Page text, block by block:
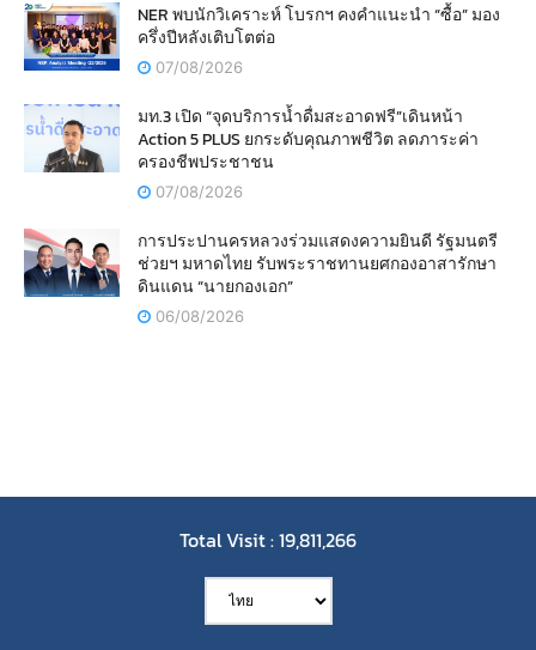
NER พบนักวิเคราะห์ โบรกฯ คงคำแนะนำ “ซื้อ” มอง
ครึ่งปีหลังเติบโตต่อ
07/08/2026
มท.3 เปิด “จุดบริการน้ำดื่มสะอาดฟรี”เดินหน้า
Action 5 PLUS ยกระดับคุณภาพชีวิต ลดภาระค่า
ครองชีพประชาชน
07/08/2026
การประปานครหลวงร่วมแสดงความยินดี รัฐมนตรี
ช่วยฯ มหาดไทย รับพระราชทานยศกองอาสารักษา
ดินแดน “นายกองเอก”
06/08/2026
Total Visit : 19,811,266